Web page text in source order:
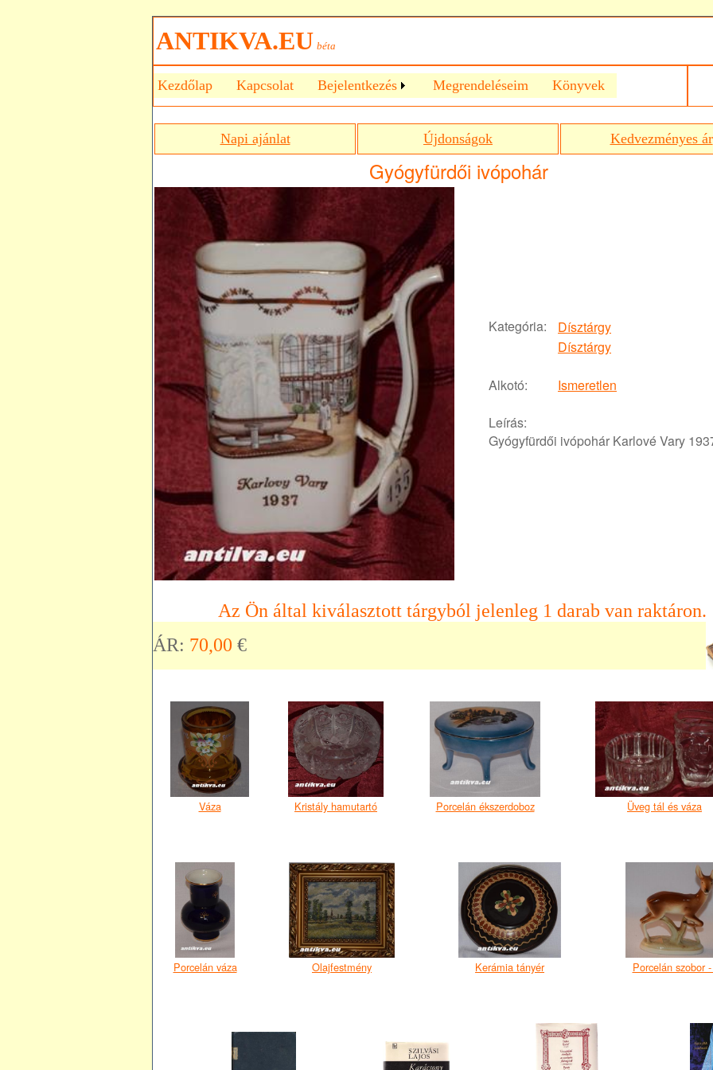
ANTIKVA.EU béta
Kezdőlap Kapcsolat Bejelentkezés Megrendeléseim Könyvek
Napi ajánlat Újdonságok Kedvezményes ár
Gyógyfürdői ivópohár
Kategória:
Dísztárgy
Dísztárgy
Alkotó: Ismeretlen
Leírás:
Gyógyfürdői ivópohár Karlové Vary
Az Ön által kiválasztott tárgyból jelenleg 1 darab van raktáron.
ÁR: 70,00 €
Váza Kristály hamutartó Porcelán ékszerdoboz Üveg tál és váza
Porcelán váza Olajfestmény Kerámia tányér Porcelán szobor